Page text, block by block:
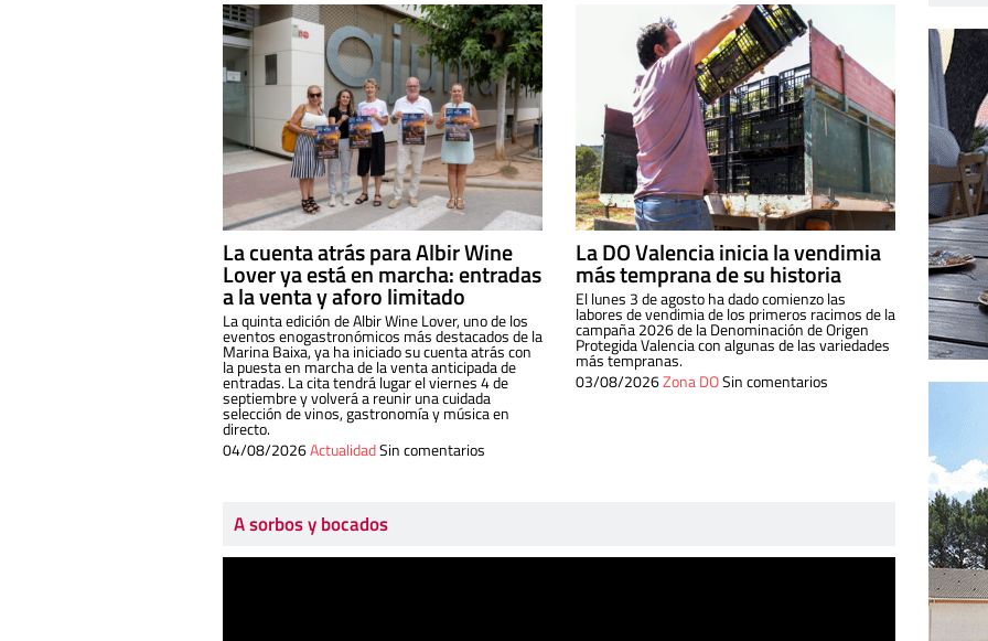
La cuenta atrás para Albir Wine
Lover ya está en marcha: entradas
a la venta y aforo limitado
La quinta edición de Albir Wine Lover, uno de los
eventos enogastronómicos más destacados de la
Marina Baixa, ya ha iniciado su cuenta atrás con
la puesta en marcha de la venta anticipada de
entradas. La cita tendrá lugar el viernes 4 de
septiembre y volverá a reunir una cuidada
selección de vinos, gastronomía y música en
directo.
04/08/2026ActualidadSin comentarios
La DO Valencia inicia la vendimia
más temprana de su historia
El lunes 3 de agosto ha dado comienzo las
labores de vendimia de los primeros racimos de la
campaña 2026 de la Denominación de Origen
Protegida Valencia con algunas de las variedades
más tempranas.
03/08/2026Zona DOSin comentarios
A sorbos y bocados